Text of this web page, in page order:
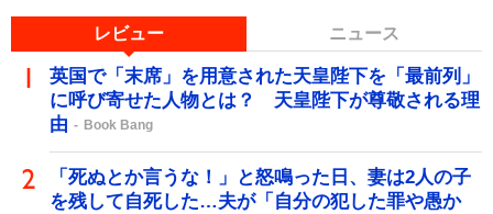
レビュー ニュース
英国で「末席」を用意された天皇陛下を「最前列」
に呼び寄せた人物とは？ 天皇陛下が尊敬される理
由
Book Bang
「死ぬとか言うな！」と怒鳴った日、妻は2人の子
を残して自死した…夫が「自分の犯した罪や愚か